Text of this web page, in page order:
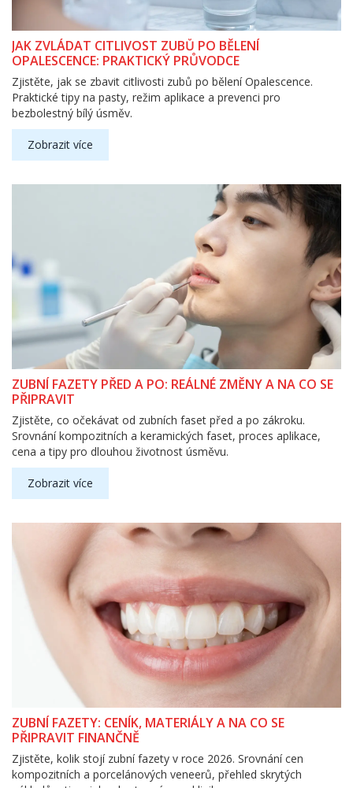
JAK ZVLÁDAT CITLIVOST ZUBŮ PO BĚLENÍ
OPALESCENCE: PRAKTICKÝ PRŮVODCE
Zjistěte, jak se zbavit citlivosti zubů po bělení Opalescence.
Praktické tipy na pasty, režim aplikace a prevenci pro
bezbolestný bílý úsměv.
Zobrazit více
ZUBNÍ FAZETY PŘED A PO: REÁLNÉ ZMĚNY A NA CO SE
PŘIPRAVIT
Zjistěte, co očekávat od zubních faset před a po zákroku.
Srovnání kompozitních a keramických faset, proces aplikace,
cena a tipy pro dlouhou životnost úsměvu.
Zobrazit více
ZUBNÍ FAZETY: CENÍK, MATERIÁLY A NA CO SE
PŘIPRAVIT FINANČNĚ
Zjistěte, kolik stojí zubní fazety v roce 2026. Srovnání cen
kompozitních a porcelánových veneerů, přehled skrytých